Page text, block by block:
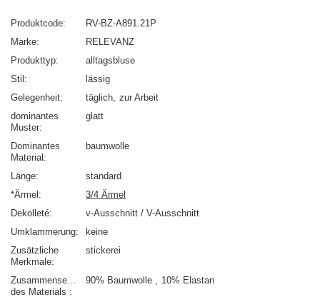
Produktcode
RV-BZ-A891.21P
Marke
RELEVANZ
Produkttyp
alltagsbluse
Stil
lässig
Gelegenheit
täglich zur Arbeit
dominantes
Muster
glatt
Dominantes
Material
baumwolle
Länge
standard
*Ärmel
3/4 Ärmel
Dekolleté
v-Ausschnitt / V-Ausschnitt
Umklammerung
keine
Zusätzliche
Merkmale
stickerei
Zusammensetzung
des Materials
90% Baumwolle 10% Elastan